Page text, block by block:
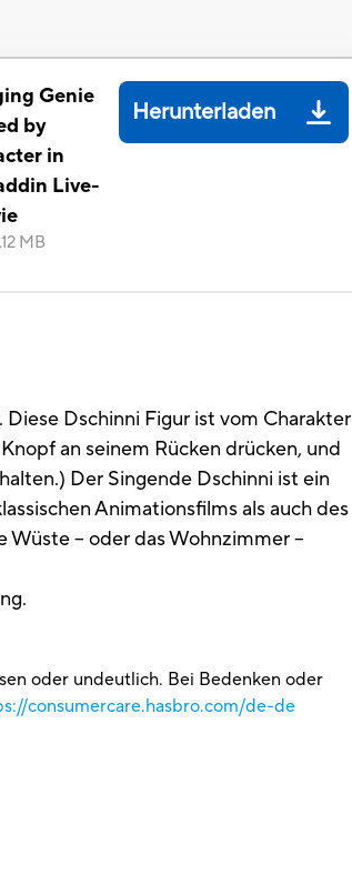
Genie
by
in
Live-
MB
Herunterladen
Dschinni Figur ist vom Charakter
an seinem Rücken drücken, und
Der Singende Dschinni ist ein
Animationsfilms als auch des
– oder das Wohnzimmer –
oder undeutlich. Bei Bedenken oder
consumercare.hasbro.com/de-de